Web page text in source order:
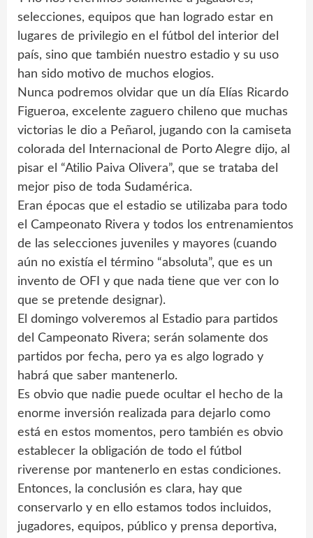
selecciones, equipos que han logrado estar en
lugares de privilegio en el fútbol del interior del
país, sino que también nuestro estadio y su uso
han sido motivo de muchos elogios.
Nunca podremos olvidar que un día Elías Ricardo
Figueroa, excelente zaguero chileno que muchas
victorias le dio a Peñarol, jugando con la camiseta
colorada del Internacional de Porto Alegre dijo, al
pisar el “Atilio Paiva Olivera”, que se trataba del
mejor piso de toda Sudamérica.
Eran épocas que el estadio se utilizaba para todo
el Campeonato Rivera y todos los entrenamientos
de las selecciones juveniles y mayores (cuando
aún no existía el término “absoluta”, que es un
invento de OFI y que nada tiene que ver con lo
que se pretende designar).
El domingo volveremos al Estadio para partidos
del Campeonato Rivera; serán solamente dos
partidos por fecha, pero ya es algo logrado y
habrá que saber mantenerlo.
Es obvio que nadie puede ocultar el hecho de la
enorme inversión realizada para dejarlo como
está en estos momentos, pero también es obvio
establecer la obligación de todo el fútbol
riverense por mantenerlo en estas condiciones.
Entonces, la conclusión es clara, hay que
conservarlo y en ello estamos todos incluidos,
jugadores, equipos, público y prensa deportiva,